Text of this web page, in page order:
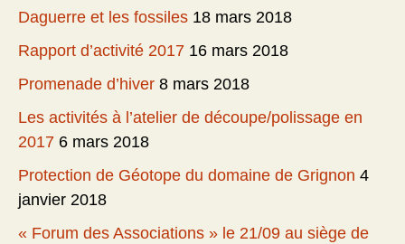
Daguerre et les fossiles 18 mars 2018
Rapport d’activité 2017 16 mars 2018
Promenade d’hiver 8 mars 2018
Les activités à l’atelier de découpe/polissage en
2017 6 mars 2018
Protection de Géotope du domaine de Grignon 4
janvier 2018
« Forum des Associations » le 21/09 au siège de